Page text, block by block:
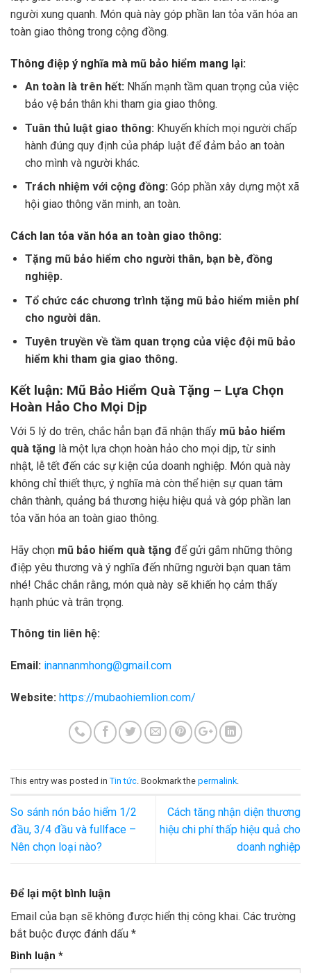
người xung quanh. Món quà này góp phần lan tỏa văn hóa an
toàn giao thông trong cộng đồng.
Thông điệp ý nghĩa mà mũ bảo hiểm mang lại:
An toàn là trên hết: Nhấn mạnh tầm quan trọng của việc
bảo vệ bản thân khi tham gia giao thông.
Tuân thủ luật giao thông: Khuyến khích mọi người chấp
hành đúng quy định của pháp luật để đảm bảo an toàn
cho mình và người khác.
Trách nhiệm với cộng đồng: Góp phần xây dựng một xã
hội giao thông văn minh, an toàn.
Cách lan tỏa văn hóa an toàn giao thông:
Tặng mũ bảo hiểm cho người thân, bạn bè, đồng
nghiệp.
Tổ chức các chương trình tặng mũ bảo hiểm miễn phí
cho người dân.
Tuyên truyền về tầm quan trọng của việc đội mũ bảo
hiểm khi tham gia giao thông.
Kết luận: Mũ Bảo Hiểm Quà Tặng – Lựa Chọn
Hoàn Hảo Cho Mọi Dịp
Với 5 lý do trên, chắc hẳn bạn đã nhận thấy mũ bảo hiểm
quà tặng là một lựa chọn hoàn hảo cho mọi dịp, từ sinh
nhật, lễ tết đến các sự kiện của doanh nghiệp. Món quà này
không chỉ thiết thực, ý nghĩa mà còn thể hiện sự quan tâm
chân thành, quảng bá thương hiệu hiệu quả và góp phần lan
tỏa văn hóa an toàn giao thông.
Hãy chọn mũ bảo hiểm quà tặng để gửi gắm những thông
điệp yêu thương và ý nghĩa đến những người bạn quan tâm
nhé! Chắc chắn rằng, món quà này sẽ khiến họ cảm thấy
hạnh phúc và trân trọng.
Thông tin liên hệ:
Email: inannanmhong@gmail.com
Website: https://mubaohiemlion.com/
This entry was posted in Tin tức. Bookmark the permalink.
So sánh nón bảo hiểm 1/2
đầu, 3/4 đầu và fullface –
Nên chọn loại nào?
Cách tăng nhận diện thương
hiệu chi phí thấp hiệu quả cho
doanh nghiệp
Để lại một bình luận
Email của bạn sẽ không được hiển thị công khai. Các trường
bắt buộc được đánh dấu *
Bình luận *